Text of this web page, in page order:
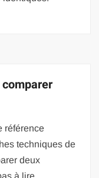
référence
techniques de
deux